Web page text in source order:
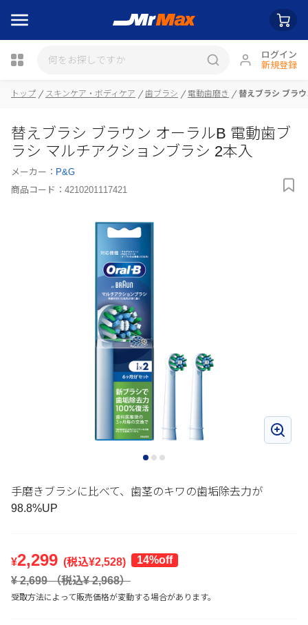
ログイン
新規登録
瓶詰
トップ スキンケア・ボディケア 歯ブラシ 電動歯磨き 替えブラシ ブラ
替えブラシ ブラウン オーラルB 電動歯ブ
ラシ マルチアクションブラシ 2本入
メーカー： P&G
商品コード： 4210201117421
手磨きブラシに比べて、歯茎のキワの歯垢除去力が
98.8%UP
¥2,299 (税込¥2,528)
14%off
¥ 2,699（税込¥2,968）
受取方法によって販売価格が変動する場合があります。